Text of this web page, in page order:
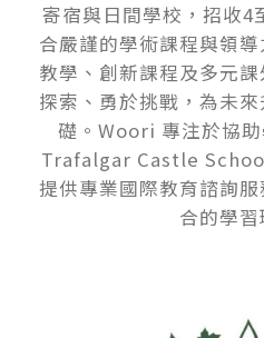
寄宿與日間學校，招收4
合嚴謹的學術課程與領
教學、創新課程及多元
探索、勇於挑戰，為未
礎。Woori 專注於協
Trafalgar Castle
提供專業國際教育諮詢
合的學習